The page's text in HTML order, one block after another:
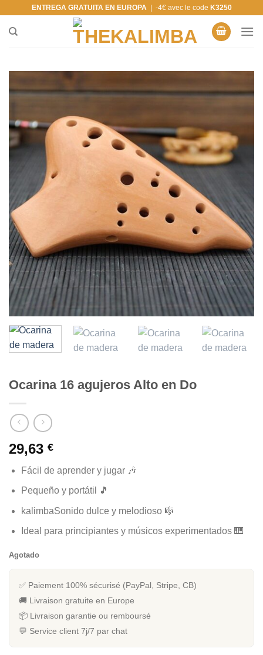
contenido
ENTREGA GRATUITA EN EUROPA | -4€ avec le code K3250
Ocarina 16 agujeros Alto en Do
29,63 €
Fácil de aprender y jugar 🎶
Pequeño y portátil 🎵
kalimbaSonido dulce y melodioso 🎼
Ideal para principiantes y músicos experimentados 🎹
Agotado
✅ Paiement 100% sécurisé (PayPal, Stripe, CB)
🚚 Livraison gratuite en Europe
📦 Livraison garantie ou remboursé
💬 Service client 7j/7 par chat